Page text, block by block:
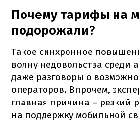
Почему тарифы на
подорожали?
Такое синхронное
волну недовольства среди
даже разговоры о
операторов. Впрочем,
главная причина – резкий
на поддержку мобильной